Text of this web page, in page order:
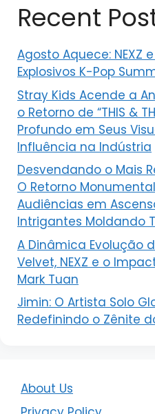
Recent
Agosto Aquece: NEXZ
Explosivos K-Pop
Stray Kids Acende a
o Retorno de “THIS &
Profundo em Seus
Influência na Indústria
Desvendando o Mais
O Retorno
Audiências em
Intrigantes Moldando
A Dinâmica Evolução
Velvet, NEXZ e o
Mark Tuan
Jimin: O Artista Solo
Redefinindo o Zênite
About Us